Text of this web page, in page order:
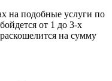
на подобные услуги по
от 1 до 3-х
на сумму